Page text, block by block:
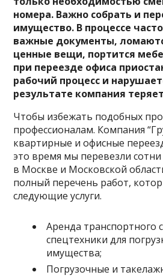
номера. Важно собрать и
имущество. В процессе
важные документы,
ценные вещи, портится
при переезде офиса
рабочий процесс и
результате компания
Чтобы избежать подобных
профессионалам. Компания
квартирные и офисные
это время мы перевезли
в Москве и Московской
полный перечень работ,
следующие услуги.
Аренда транспортного
спецтехники для
имущества;
Погрузочные и